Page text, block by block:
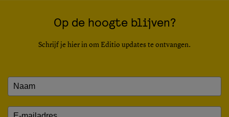
Op de hoogte blijven?
Schrijf je hier in om Editio updates te ontvangen.